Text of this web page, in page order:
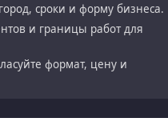
сроки и форму бизнеса.
и границы работ для
формат, цену и